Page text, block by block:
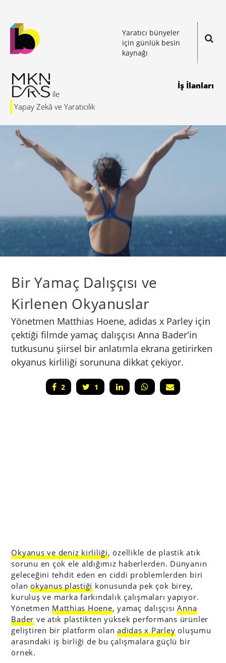
Yaratıcı bünyeler
için günlük besin
kaynağı
Yapay Zekâ ve Yaratıcılık
İş İlanları
Bir Yamaç Dalışçısı ve
Kirlenen Okyanuslar
Yönetmen Matthias Hoene, adidas x Parley için
çektiği filmde yamaç dalışçısı Anna Bader'in
tutkusunu şiirsel bir anlatımla ekrana getirirken
okyanus kirliliği sorununa dikkat çekiyor.
2 1
Okyanus ve deniz kirliliği, özellikle de plastik atık
sorunu en çok ele aldığımız haberlerden. Dünyanın
geleceğini tehdit eden en ciddi problemlerden biri
olanokyanus plastiği konusunda pek çok birey,
kuruluş ve marka farkındalık çalışmaları yapıyor.
Yönetmen Matthias Hoene, yamaç dalışçısıAnna
Bader ve atık plastikten yüksek performans ürünler
geliştiren bir platform olanadidas x Parley oluşumu
arasındaki iş birliği de bu çalışmalara güçlü bir
örnek.